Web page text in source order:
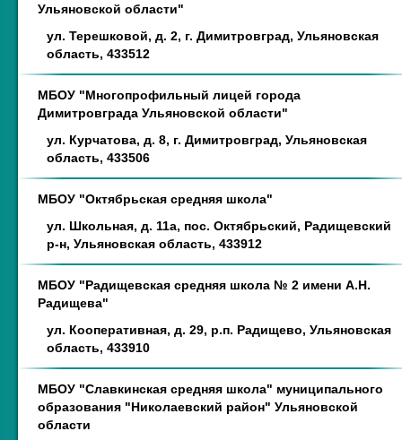
Ульяновской области"
ул. Терешковой, д. 2, г. Димитровград, Ульяновская
область, 433512
МБОУ "Многопрофильный лицей города
Димитровграда Ульяновской области"
ул. Курчатова, д. 8, г. Димитровград, Ульяновская
область, 433506
МБОУ "Октябрьская средняя школа"
ул. Школьная, д. 11а, пос. Октябрьский, Радищевский
р-н, Ульяновская область, 433912
МБОУ "Радищевская средняя школа № 2 имени А.Н.
Радищева"
ул. Кооперативная, д. 29, р.п. Радищево, Ульяновская
область, 433910
МБОУ "Славкинская средняя школа" муниципального
образования "Николаевский район" Ульяновской
области